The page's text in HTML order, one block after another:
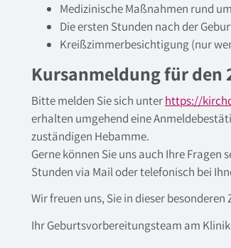
Medizinische Maßnahmen rund
Die ersten Stunden nach der
Kreißzimmerbesichtigung (nur
Kursanmeldung für den
Bitte melden Sie sich unterhttps://
erhalten umgehend eine
zuständigen Hebamme.
Gerne können Sie uns auch Ihre
Stunden via Mail oder telefonisch bei
Wir freuen uns, Sie in dieser
Ihr Geburtsvorbereitungsteam am